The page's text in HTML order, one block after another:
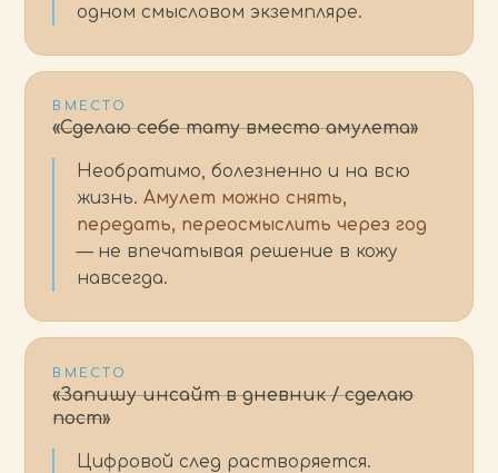
одном смысловом экземпляре.
ВМЕСТО
«Сделаю себе тату вместо амулета»
Необратимо, болезненно и на всю
жизнь.Амулет можно снять,
передать, переосмыслить через год
— не впечатывая решение в кожу
навсегда.
ВМЕСТО
«Запишу инсайт в дневник / сделаю
пост»
Цифровой след растворяется.